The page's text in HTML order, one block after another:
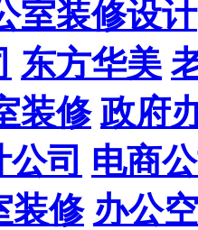
室装修设计
东方华美
装修 政府
司 电商
装修 办公